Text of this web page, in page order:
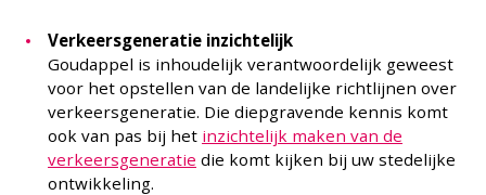
Verkeersgeneratie inzichtelijk
Goudappel is inhoudelijk verantwoordelijk geweest
voor het opstellen van de landelijke richtlijnen over
verkeersgeneratie. Die diepgravende kennis komt
ook van pas bij het inzichtelijk maken van de
verkeersgeneratie die komt kijken bij uw stedelijke
ontwikkeling.